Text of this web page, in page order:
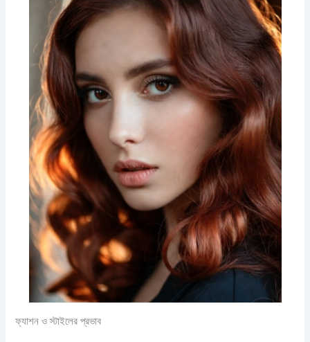
ফ্যাশন ও স্টাইলের প্রভাব